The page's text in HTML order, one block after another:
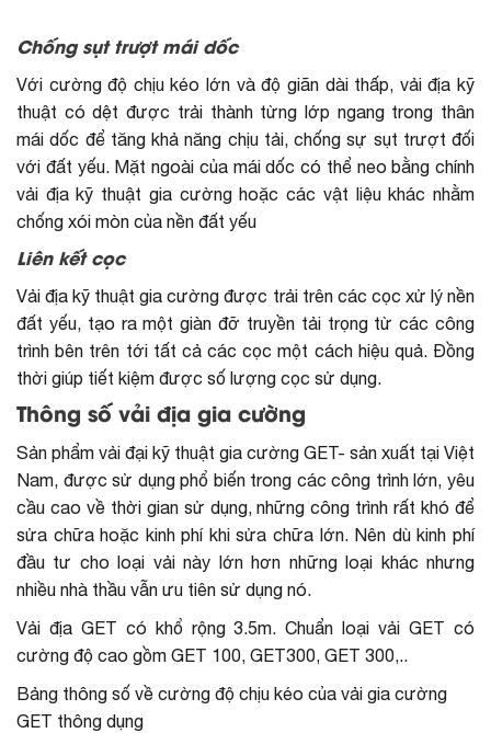
Chống sụt trượt mái dốc
Với cường độ chịu kéo lớn và độ giãn dài thấp, vải địa kỹ
thuật có dệt được trải thành từng lớp ngang trong thân
mái dốc để tăng khả năng chịu tải, chống sự sụt trượt đối
với đất yếu. Mặt ngoài của mái dốc có thể neo bằng chính
vải địa kỹ thuật gia cường hoặc các vật liệu khác nhằm
chống xói mòn của nền đất yếu
Liên kết cọc
Vải địa kỹ thuật gia cường được trải trên các cọc xử lý nền
đất yếu, tạo ra một giàn đỡ truyền tải trọng từ các công
trình bên trên tới tất cả các cọc một cách hiệu quả. Đồng
thời giúp tiết kiệm được số lượng cọc sử dụng.
Thông số vải địa gia cường
Sản phẩm vải đại kỹ thuật gia cường GET- sản xuất tại Việt
Nam, được sử dụng phổ biến trong các công trình lớn, yêu
cầu cao về thời gian sử dụng, những công trình rất khó để
sửa chữa hoặc kinh phí khi sửa chữa lớn. Nên dù kinh phí
đầu tư cho loại vải này lớn hơn những loại khác nhưng
nhiều nhà thầu vẫn ưu tiên sử dụng nó.
Vải địa GET có khổ rộng 3.5m. Chuẩn loại vải GET có
cường độ cao gồm GET 100, GET300, GET 300,..
Bảng thông số về cường độ chịu kéo của vải gia cường
GET thông dụng